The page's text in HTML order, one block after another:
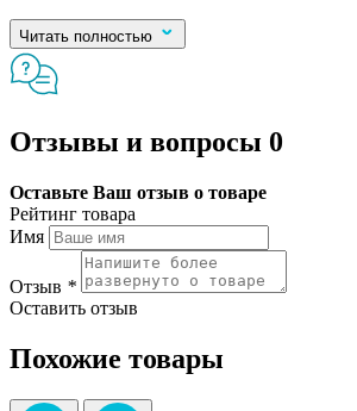
Читать полностью
Отзывы и вопросы 0
Оставьте Ваш отзыв о товаре
Рейтинг товара
Имя
Отзыв *
Оставить отзыв
Похожие товары